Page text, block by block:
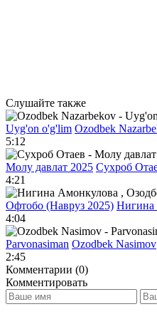
Слушайте также
Uyg'on o'g'lim Ozodbek
5:12
Молу давлат 2025 Сухроб
4:21
Офтобо (Навруз 2025) Нигина
4:04
Parvonasiman Ozodbek Nasimov
2:45
Комментарии (0)
Комментировать